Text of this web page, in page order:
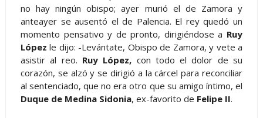
no hay ningún obispo; ayer murió el de Zamora y
anteayer se ausentó el de Palencia. El rey quedó un
momento pensativo y de pronto, dirigiéndose a Ruy
López le dijo: -Levántate, Obispo de Zamora, y vete a
asistir al reo. Ruy López, con todo el dolor de su
corazón, se alzó y se dirigió a la cárcel para reconciliar
al sentenciado, que no era otro que su amigo íntimo, el
Duque de Medina Sidonia, ex-favorito de Felipe II.